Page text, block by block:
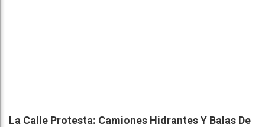
La Calle Protesta: Camiones Hidrantes Y Balas De